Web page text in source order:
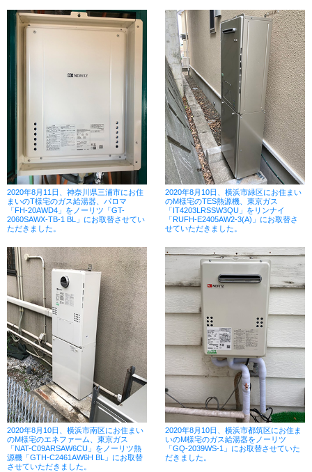
2020年8月11日、神奈川県三浦市にお住
まいのT様宅のガス給湯器、パロマ
「FH-20AWD4」をノーリツ「GT-
2060SAWX-TB-1 BL」にお取替させてい
ただきました。
2020年8月10日、横浜市緑区にお住まい
のM様宅のTES熱源機、東京ガス
「IT4203LRSSW3QU」をリンナイ
「RUFH-E2405AW2-3(A)」にお取替さ
せていただきました。
2020年8月10日、横浜市南区にお住まい
のM様宅のエネファーム、東京ガス
「NAT-C09ARSAW6CU」をノーリツ熱
源機「GTH-C2461AW6H BL」にお取替
させていただきました。
2020年8月10日、横浜市都筑区にお住ま
いのM様宅のガス給湯器をノーリツ
「GQ-2039WS-1」にお取替させていた
だきました。